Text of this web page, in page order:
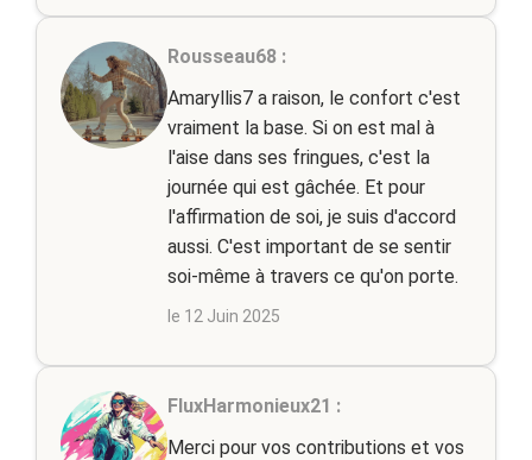
Rousseau68 :
Amaryllis7 a raison, le confort c'est
vraiment la base. Si on est mal à
l'aise dans ses fringues, c'est la
journée qui est gâchée. Et pour
l'affirmation de soi, je suis d'accord
aussi. C'est important de se sentir
soi-même à travers ce qu'on porte.
le 12 Juin 2025
FluxHarmonieux21 :
Merci pour vos contributions et vos